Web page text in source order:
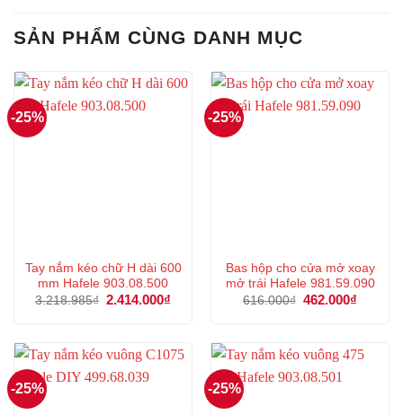
SẢN PHẨM CÙNG DANH MỤC
-25%
Tay nắm kéo chữ H dài 600
mm Hafele 903.08.500
3.218.985₫ Giá
2.414.000₫
2.414.000₫.
-25%
Bas hộp cho cửa mở xoay
mở trái Hafele 981.59.090
616.000₫ Giá
462.000₫
-25% -25%